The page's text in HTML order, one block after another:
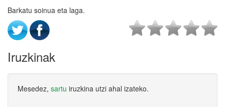
Barkatu soinua eta laga.
Iruzkinak
Mesedez, sartu iruzkina utzi ahal izateko.